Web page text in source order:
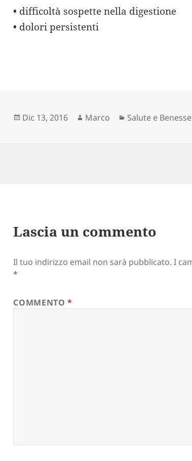
• difficoltà sospette nella digestione
• dolori persistenti
Scritto
Dic 13, 2016 Autore
Marco Categorie
Salute e
Lascia un commento
Il tuo indirizzo email non sarà pubblicato. I
*
COMMENTO*